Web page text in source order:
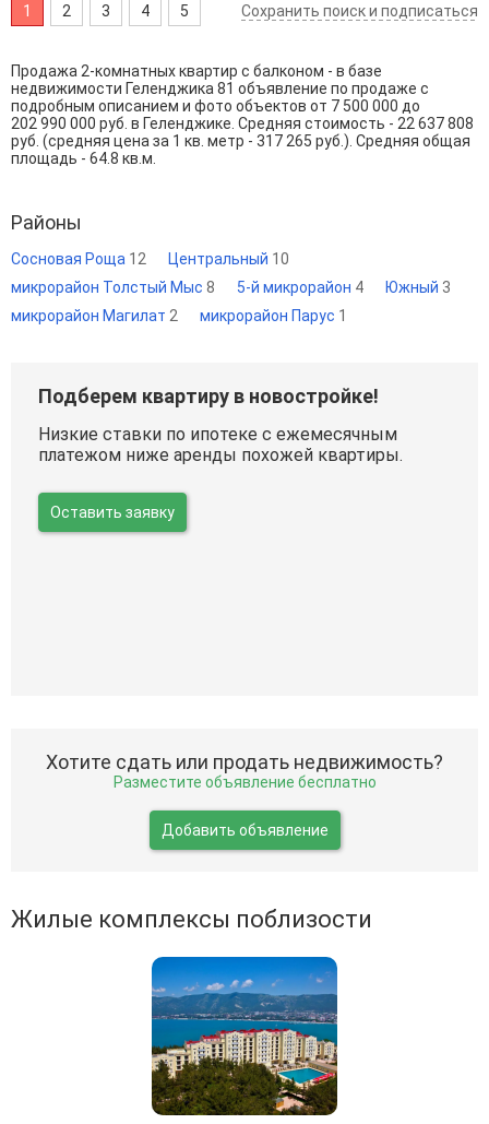
1 2 3 4 5 Сохранить поиск и подписаться
Продажа 2-комнатных квартир с балконом - в базе
недвижимости Геленджика 81 объявление по продаже с
подробным описанием и фото объектов от 7 500 000 до
202 990 000 руб. в Геленджике. Средняя стоимость - 22 637 808
руб. (средняя цена за 1 кв. метр - 317 265 руб.). Средняя общая
площадь - 64.8 кв.м.
Районы
Сосновая Роща 12 Центральный 10
микрорайон Толстый Мыс 8 5-й микрорайон 4 Южный 3
микрорайон Магилат 2 микрорайон Парус 1
Подберем квартиру в новостройке!
Низкие ставки по ипотеке с ежемесячным
платежом ниже аренды похожей квартиры.
Оставить заявку
Хотите сдать или продать недвижимость?
Разместите объявление бесплатно
Добавить объявление
Жилые комплексы поблизости